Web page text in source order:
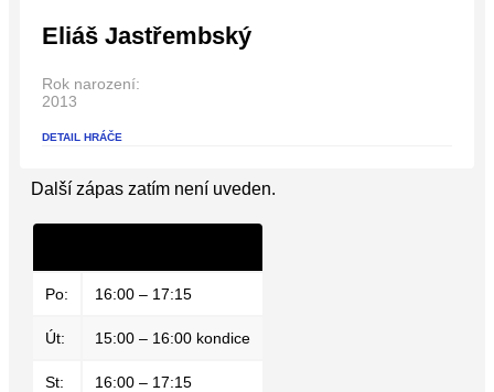
Eliáš Jastřembský
Rok narození:
2013
DETAIL HRÁČE
Další zápas zatím není uveden.
Po: 16:00 – 17:15
Út: 15:00 – 16:00 kondice
St: 16:00 – 17:15